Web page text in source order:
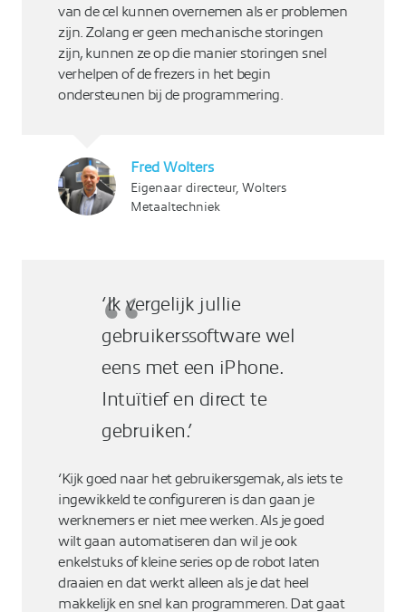
van de cel kunnen overnemen als er problemen
zijn. Zolang er geen mechanische storingen
zijn, kunnen ze op die manier storingen snel
verhelpen of de frezers in het begin
ondersteunen bij de programmering.
Fred Wolters
Eigenaar directeur, Wolters
Metaaltechniek
‘Ik vergelijk jullie
gebruikerssoftware wel
eens met een iPhone.
Intuïtief en direct te
gebruiken.’
‘Kijk goed naar het gebruikersgemak, als iets te
ingewikkeld te configureren is dan gaan je
werknemers er niet mee werken. Als je goed
wilt gaan automatiseren dan wil je ook
enkelstuks of kleine series op de robot laten
draaien en dat werkt alleen als je dat heel
makkelijk en snel kan programmeren. Dat gaat